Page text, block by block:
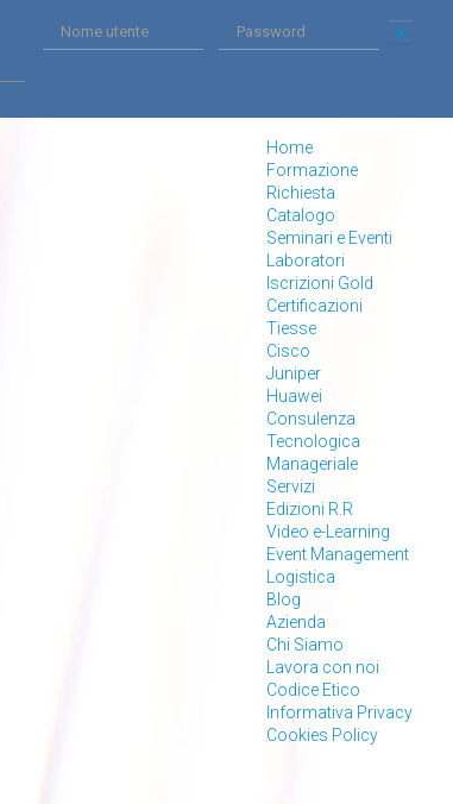
Home
Formazione
Richiesta
Catalogo
Seminari e Eventi
Laboratori
Iscrizioni Gold
Certificazioni
Tiesse
Cisco
Juniper
Huawei
Consulenza
Tecnologica
Manageriale
Servizi
Edizioni R.R
Video e-Learning
Event Management
Logistica
Blog
Azienda
Chi Siamo
Lavora con noi
Codice Etico
Informativa Privacy
Cookies Policy